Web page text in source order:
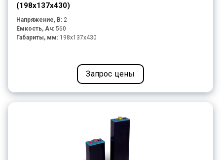
(198x137x430)
Напряжение, В: 2
Емкость, Ач: 560
Габариты, мм: 198x137x430
Запрос цены